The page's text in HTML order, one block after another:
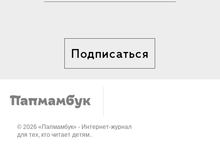
Подписаться
© 2026 «Папмамбук» - Интернет-журнал
для тех, кто читает детям..